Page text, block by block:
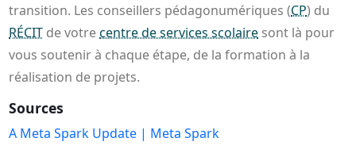
transition. Les conseillers pédagonumériques (CP) du
RÉCIT de votrecentre de services scolaire sont là pour
vous soutenir à chaque étape, de la formation à la
réalisation de projets.
Sources
A Meta Spark Update | Meta Spark